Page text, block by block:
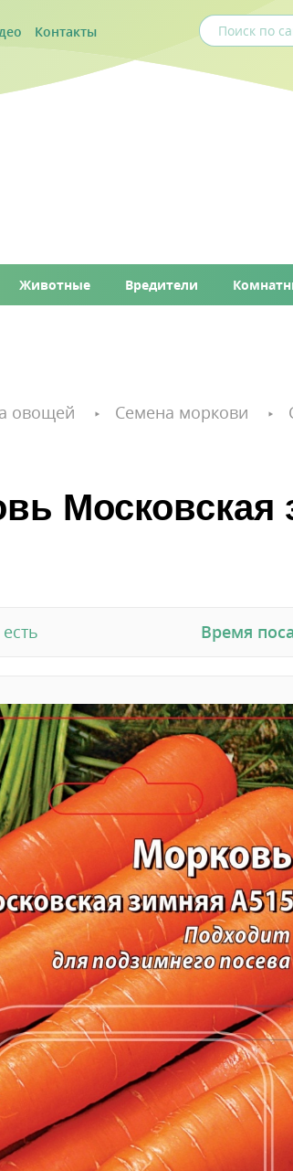
Контакты
Животные Вредители
овощей Семена моркови
Московская
есть Время